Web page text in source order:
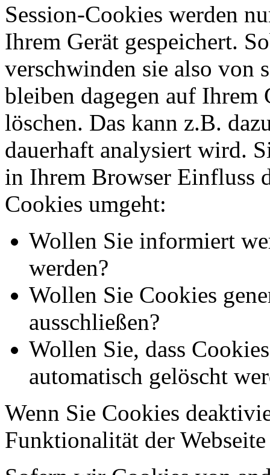
Session-Cookies werden
Ihrem Gerät gespeichert.
verschwinden sie also von
bleiben dagegen auf Ihrem
löschen. Das kann z.B.
dauerhaft analysiert wird.
in Ihrem Browser Einfluss
Cookies umgeht:
Wollen Sie informiert
werden?
Wollen Sie Cookies
ausschließen?
Wollen Sie, dass
automatisch gelöscht
Wenn Sie Cookies
Funktionalität der